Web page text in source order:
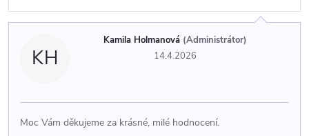
í
KH
Kamila Holmanová (Administrátor)
14.4.2026
Moc Vám děkujeme za krásné, milé hodnocení.